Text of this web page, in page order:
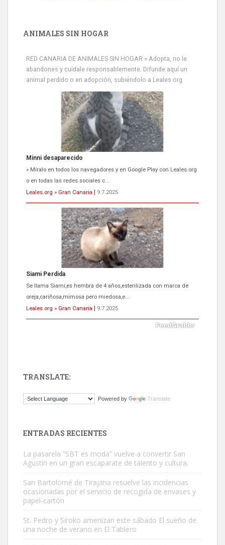
ANIMALES SIN HOGAR
RED CANARIA DE ANIMALES SIN HOGAR » Adopta, no le
abandones y cuídale responsablemente. Difunde aquí un
animal perdido o en adopción, subiéndolo a Leales.org
Minni desaparecido
» Míralo en todos los navegadores y en Google Play con Leales.org
o en todas las redes sociales c...
Leales.org » Gran Canaria
9.7.2025
Siami Perdida
Se llama Siami,es hembra de 4 años,esterilizada con marca de
oreja,cariñosa,mimosa pero miedosa,e...
Leales.org » Gran Canaria
9.7.2025
El ayuntamiento se va a llevar a Los Gatos callejeros de la zona los
Gato manso encontrado
Este gato macho ha aparecido en la calle hace menos de un mes,
es muy manso y extremadamente cari...
TRANSLATE:
Powered by Translate
ENTRADAS RECIENTES
La pasarela “SBT es moda” vuelve a convertir San
Agustín en un gran escaparate de talento y cultura.
San Bartolomé de Tirajana resuelve las incidencias
ocasionadas por el servicio de recogida de envases y
papel-cartón
St. Pedro y Siroko amenizan este sábado El sueño de
una noche de verano en El Tablero